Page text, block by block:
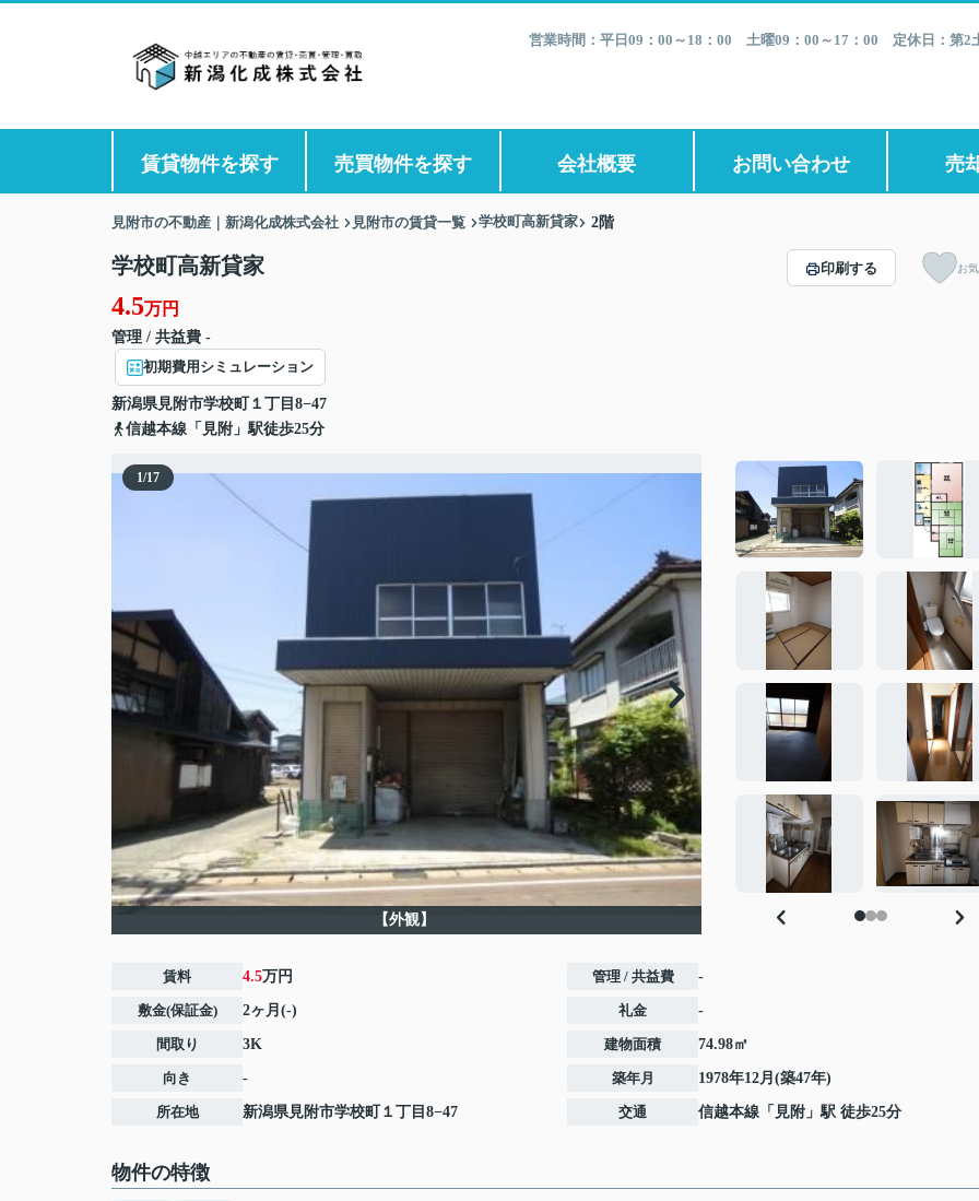
営業時間：平日09：00～18：00 土曜09：00～17：00 定休日：第
賃貸物件を探す 売買物件を探す 会社概要 お問い合わせ 売
見附市の不動産｜新潟化成株式会社 見附市の賃貸一覧 学校町高新貸家 2階
学校町高新貸家
4.5万円
管理 / 共益費 -
初期費用シミュレーション
新潟県見附市学校町
１丁目8−47
信越本線「見附」駅徒歩25分
印刷する お
1/17
【外観】
賃料 4.5万円
敷金(保証金) 2ヶ月(-)
間取り 3K
向き -
所在地 新潟県見附市学校町 １丁目8−47
管理 / 共益費 -
礼金 -
建物面積 74.98㎡
築年月 1978年12月(築47年)
交通 信越本線 「 見附 」駅 徒歩25分
物件の特徴